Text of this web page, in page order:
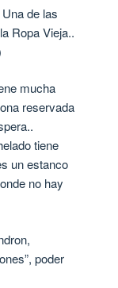
de las
Ropa Vieja..
mucha
reservada
tiene
un estanco
no hay
poder